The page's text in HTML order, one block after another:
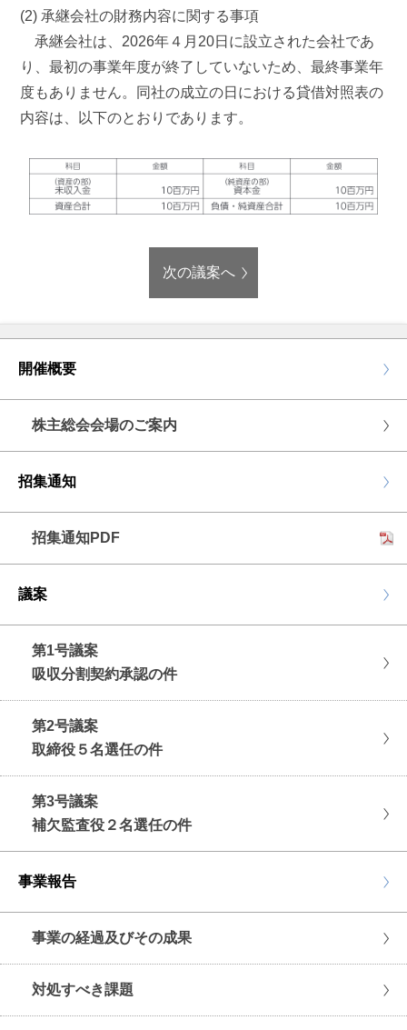
(2) 承継会社の財務内容に関する事項
承継会社は、2026年４月20日に設立された会社であ
り、最初の事業年度が終了していないため、最終事業年
度もありません。同社の成立の日における貸借対照表の
内容は、以下のとおりであります。
次の議案へ
開催概要
株主総会会場のご案内
招集通知
招集通知PDF
議案
第1号議案
吸収分割契約承認の件
第2号議案
取締役５名選任の件
第3号議案
補欠監査役２名選任の件
事業報告
事業の経過及びその成果
対処すべき課題